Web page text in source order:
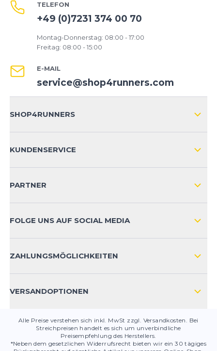
TELEFON
+49 (0)7231 374 00 70
Montag-Donnerstag: 08:00 - 17:00
Freitag: 08:00 - 15:00
E-MAIL
service@shop4runners.com
SHOP4RUNNERS
KUNDENSERVICE
KONTAKT
PRODUKTSICHERHEIT
PARTNER
FOLGE UNS AUF SOCIAL MEDIA
ZAHLUNGSMÖGLICHKEITEN
VERSANDOPTIONEN
Alle Preise verstehen sich inkl. MwSt zzgl. Versandkosten. Bei
Streichpreisen handelt es sich um unverbindliche
Preisempfehlung des Herstellers.
*Neben dem gesetzlichen Widerrufsrecht bieten wir ein 30 tägiges